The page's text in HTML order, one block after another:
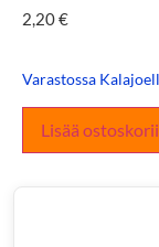
2,20€
Varastossa
Lisää